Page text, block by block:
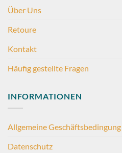
Über Uns
Retoure
Kontakt
Häufig gestellte Fragen
INFORMATIONEN
Allgemeine Geschäftsbedingung
Datenschutz